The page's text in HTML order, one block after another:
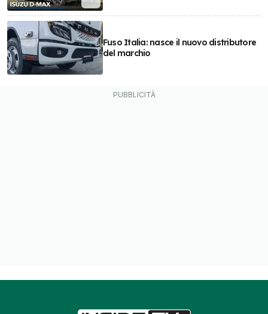
Fuso Italia: nasce il nuovo distributore
del marchio